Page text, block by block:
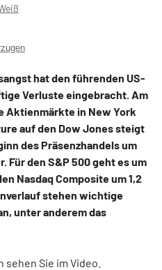
hat den führenden US-
Verluste eingebracht. Am
Aktienmärkte in New York
auf den Dow Jones steigt
des Präsenzhandels um
Für den S&P 500 geht es um
Nasdaq Composite um 1,2
stehen wichtige
unter anderem das
Sie im Video.